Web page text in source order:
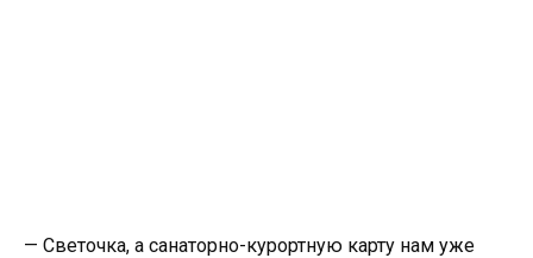
— Светочка, а санаторно-курортную карту нам уже